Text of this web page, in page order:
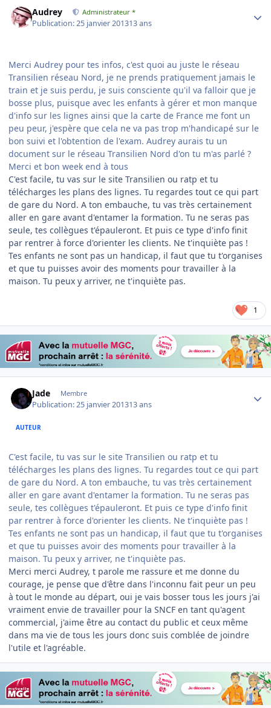
Audrey Administrateur *
Publication:25 janvier 201313 ans
Merci Audrey pour tes infos, c'est quoi au juste le réseau
Transilien réseau Nord, je ne prends pratiquement jamais le
train et je suis perdu, je suis consciente qu'il va falloir que je
bosse plus, puisque avec les enfants à gérer et mon manque
d'info sur les lignes ainsi que la carte de France me font un
peu peur, j'espère que cela ne va pas trop m'handicapé sur le
bon suivi et l'obtention de l'exam. Audrey aurais tu un
document sur le réseau Transilien Nord d'on tu m'as parlé ?
Merci et bon week end à tous
C'est facile, tu vas sur le site Transilien ou ratp et tu
télécharges les plans des lignes. Tu regardes tout ce qui part
de gare du Nord. A ton embauche, tu vas très certainement
aller en gare avant d'entamer la formation. Tu ne seras pas
seule, tes collègues t'épauleront. Et puis ce type d'info finit
par rentrer à force d'orienter les clients. Ne t'inquiète pas !
Tes enfants ne sont pas un handicap, il faut que tu t'organises
et que tu puisses avoir des moments pour travailler à la
maison. Tu peux y arriver, ne t'inquiète pas.
1
Jade Membre
Publication:25 janvier 201313 ans
AUTEUR
C'est facile, tu vas sur le site Transilien ou ratp et tu
télécharges les plans des lignes. Tu regardes tout ce qui part
de gare du Nord. A ton embauche, tu vas très certainement
aller en gare avant d'entamer la formation. Tu ne seras pas
seule, tes collègues t'épauleront. Et puis ce type d'info finit
par rentrer à force d'orienter les clients. Ne t'inquiète pas !
Tes enfants ne sont pas un handicap, il faut que tu t'organises
et que tu puisses avoir des moments pour travailler à la
maison. Tu peux y arriver, ne t'inquiète pas.
Merci merci Audrey, t parole me rassure et me donne du
courage, je pense que d'être dans l'inconnu fait peur un peu
à tout le monde au départ, oui je vais bosser tous les jours j'ai
vraiment envie de travailler pour la SNCF en tant qu'agent
commercial, j'aime être au contact du public et ceux même
dans ma vie de tous les jours donc suis comblée de joindre
l'utile et l'agréable.